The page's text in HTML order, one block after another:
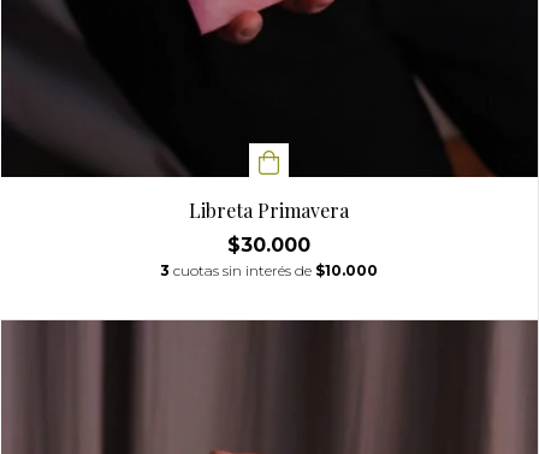
Libreta Primavera
$30.000
3 cuotas sin interés de $10.000